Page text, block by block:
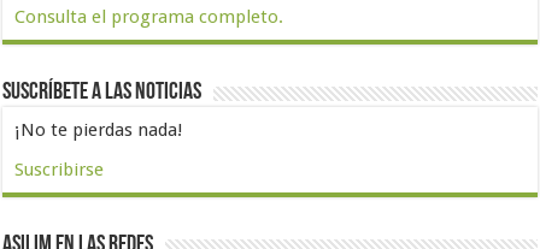
Consulta el programa completo.
Suscríbete a las noticias
¡No te pierdas nada!
Suscribirse